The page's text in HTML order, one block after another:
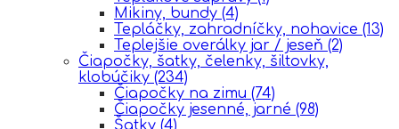
Mikiny, bundy (4)
Tepláčky, zahradníčky, nohavice (13)
Teplejšie overálky jar / jeseň (2)
Čiapočky, šatky, čelenky, šiltovky,
klobúčiky (234)
Čiapočky na zimu (74)
Čiapočky jesenné, jarné (98)
Šatky (4)